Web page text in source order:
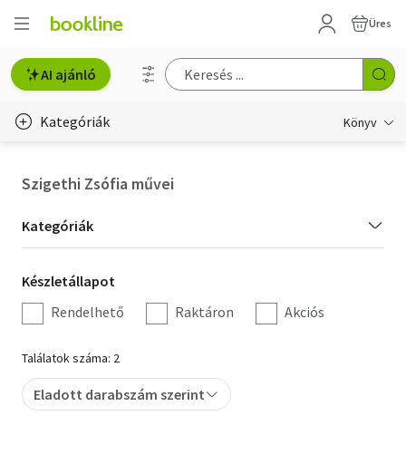
Üres
AI ajánló
Kategóriák Könyv
Hobbi, szabadidő
Irodalom
Művészet
Szakkönyv
Szigethi Zsófia művei
Kategória
szűrés
Kategóriák
Készletállapot
szűrés
Készletállapot
Rendelhető
Raktáron Akciós
Találatok száma: 2
Eladott darabszám szerint